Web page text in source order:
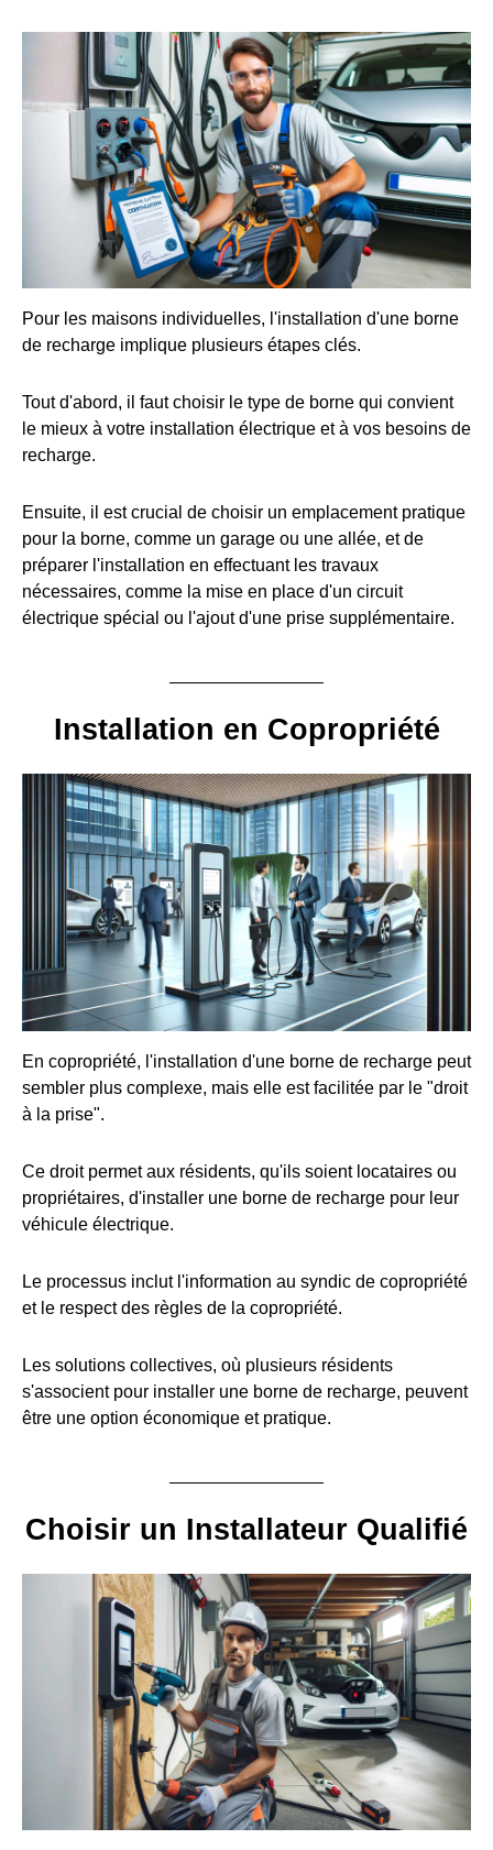
Pour les maisons individuelles, l'installation d'une borne
de recharge implique plusieurs étapes clés.
Tout d'abord, il faut choisir le type de borne qui convient
le mieux à votre installation électrique et à vos besoins de
recharge.
Ensuite, il est crucial de choisir un emplacement pratique
pour la borne, comme un garage ou une allée, et de
préparer l'installation en effectuant les travaux
nécessaires, comme la mise en place d'un circuit
électrique spécial ou l'ajout d'une prise supplémentaire.
Installation en Copropriété
En copropriété, l'installation d'une borne de recharge peut
sembler plus complexe, mais elle est facilitée par le "droit
à la prise".
Ce droit permet aux résidents, qu'ils soient locataires ou
propriétaires, d'installer une borne de recharge pour leur
véhicule électrique.
Le processus inclut l'information au syndic de copropriété
et le respect des règles de la copropriété.
Les solutions collectives, où plusieurs résidents
s'associent pour installer une borne de recharge, peuvent
être une option économique et pratique.
Choisir un Installateur Qualifié